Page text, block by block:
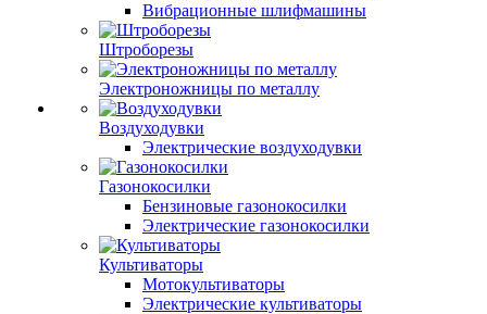
Вибрационные шлифмашины
Штроборезы
Электроножницы по металлу
Воздуходувки
Электрические воздуходувки
Газонокосилки
Бензиновые газонокосилки
Электрические газонокосилки
Культиваторы
Мотокультиваторы
Электрические культиваторы